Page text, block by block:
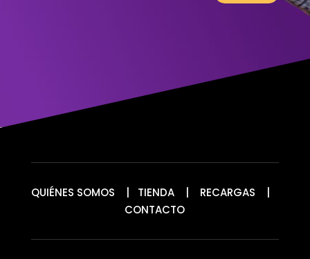
QUIÉNES SOMOS TIENDA RECARGAS
CONTACTO